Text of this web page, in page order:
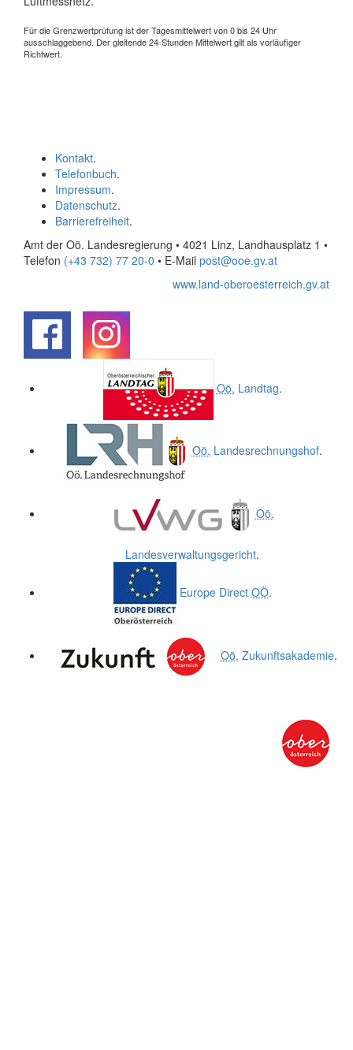
Für die Grenzwertprüfung ist der Tagesmittelwert von 0 bis 24 Uhr
ausschlaggebend. Der gleitende 24-Stunden Mittelwert gilt als vorläufiger
Richtwert.
Kontakt.
Telefonbuch.
Impressum.
Datenschutz.
Barrierefreiheit.
Amt der Oö. Landesregierung • 4021 Linz, Landhausplatz 1 •
Telefon (+43 732) 77 20-0 • E-Mail post@ooe.gv.at
www.land-oberoesterreich.gv.at
Oö. Landtag.
Oö. Landesrechnungshof.
Oö.
Landesverwaltungsgericht.
Europe Direct OÖ.
Oö. Zukunftsakademie.